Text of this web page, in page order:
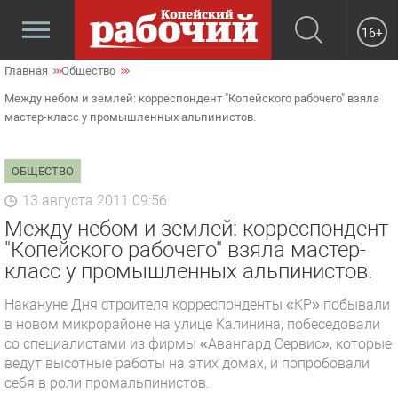
16+
Главная Общество
Между небом и землей: корреспондент "Копейского рабочего" взяла
мастер-класс у промышленных альпинистов.
ОБЩЕСТВО
13 августа 2011 09:56
Между небом и землей: корреспондент
"Копейского рабочего" взяла мастер-
класс у промышленных альпинистов.
Накануне Дня строителя корреспонденты «КР» побывали
в новом микрорайоне на улице Калинина, побеседовали
со специалистами из фирмы «Авангард Сервис», которые
ведут высотные работы на этих домах, и попробовали
себя в роли промальпинистов.